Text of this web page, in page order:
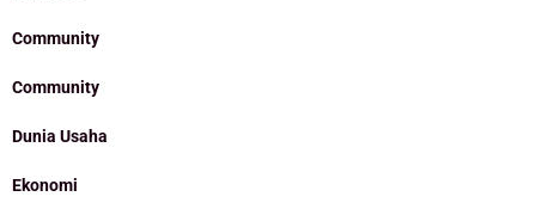
Community
Community
Dunia Usaha
Ekonomi